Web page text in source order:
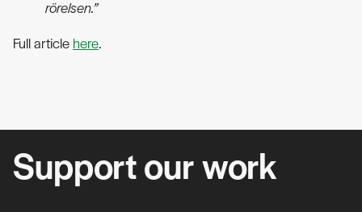
rörelsen.”
Full article here.
Support our work